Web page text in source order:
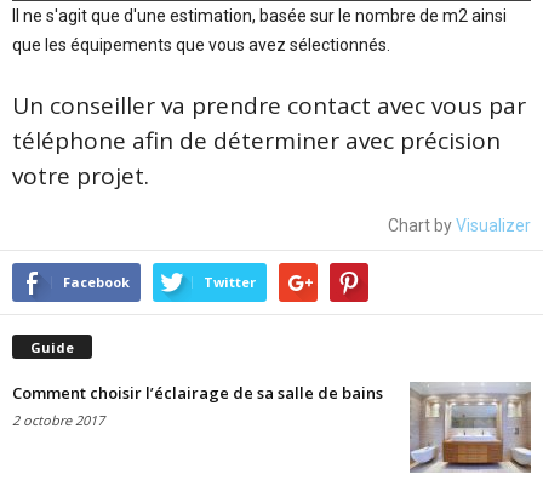
Il ne s'agit que d'une estimation, basée sur le nombre de m2 ainsi
que les équipements que vous avez sélectionnés.
Un conseiller va prendre contact avec vous par
téléphone afin de déterminer avec précision
votre projet.
Chart byVisualizer
Facebook Twitter
Guide
Comment choisir l’éclairage de sa salle de bains
2 octobre 2017